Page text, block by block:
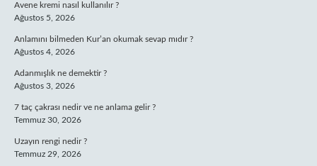
Avene kremi nasıl kullanılır ?
Ağustos 5, 2026
Anlamını bilmeden Kur’an okumak sevap mıdır ?
Ağustos 4, 2026
Adanmışlık ne demektir ?
Ağustos 3, 2026
7 taç çakrası nedir ve ne anlama gelir ?
Temmuz 30, 2026
Uzayın rengi nedir ?
Temmuz 29, 2026